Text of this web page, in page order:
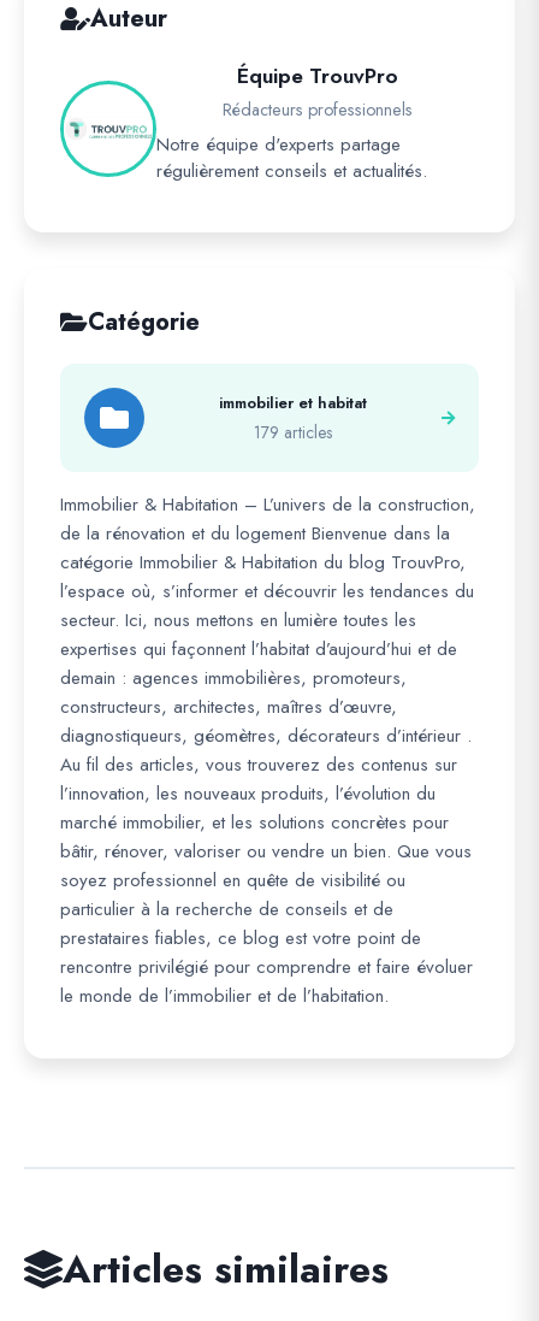
Auteur
Équipe TrouvPro
Rédacteurs professionnels
Notre équipe d'experts partage
régulièrement conseils et actualités.
Catégorie
immobilier et habitat
179 articles
Immobilier & Habitation – L’univers de la construction,
de la rénovation et du logement Bienvenue dans la
catégorie Immobilier & Habitation du blog TrouvPro,
l’espace où, s’informer et découvrir les tendances du
secteur. Ici, nous mettons en lumière toutes les
expertises qui façonnent l’habitat d’aujourd’hui et de
demain : agences immobilières, promoteurs,
constructeurs, architectes, maîtres d’œuvre,
diagnostiqueurs, géomètres, décorateurs d’intérieur .
Au fil des articles, vous trouverez des contenus sur
l’innovation, les nouveaux produits, l’évolution du
marché immobilier, et les solutions concrètes pour
bâtir, rénover, valoriser ou vendre un bien. Que vous
soyez professionnel en quête de visibilité ou
particulier à la recherche de conseils et de
prestataires fiables, ce blog est votre point de
rencontre privilégié pour comprendre et faire évoluer
le monde de l’immobilier et de l’habitation.
Articles similaires